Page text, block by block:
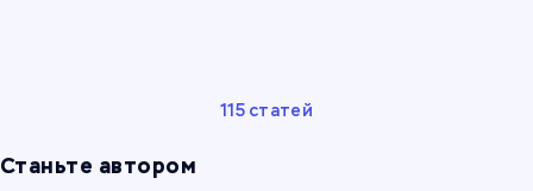
Станьте автором
115 статей